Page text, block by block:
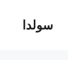
محتواسولدا